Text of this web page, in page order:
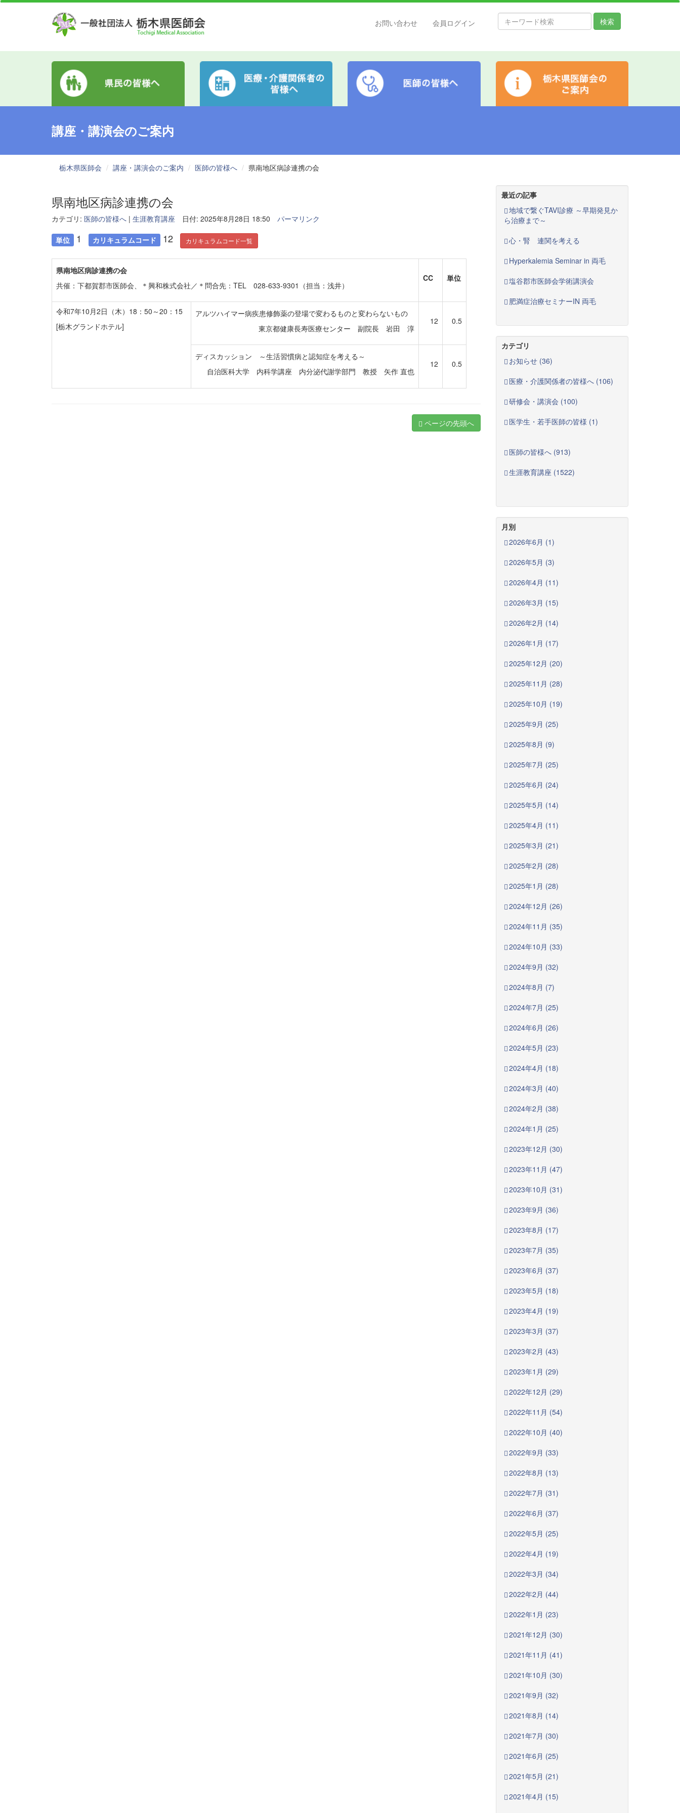
検索
お問い合わせ 会員ログイン
講座・講演会のご案内
栃木県医師会 講座・講演会のご案内 医師の皆様へ 県南地区病診連携の会
県南地区病診連携の会
カテゴリ: 医師の皆様へ | 生涯教育講座 日付: 2025年8月28日 18:50 パーマリンク
単位 1 カリキュラムコード 12 カリキュラムコード一覧
県南地区病診連携の会
共催：下都賀郡市医師会、＊興和株式会社／＊問合先：TEL 028-633-9301（担当：浅井）
CC 単位
令和7年10月2日（木）18：50～20：15
[栃木グランドホテル]
アルツハイマー病疾患修飾薬の登場で変わるものと変わらないもの
東京都健康長寿医療センター 副院長 岩田 淳
12 0.5
ディスカッション ～生活習慣病と認知症を考える～
自治医科大学 内科学講座 内分泌代謝学部門 教授 矢作 直也
12 0.5
ページの先頭へ
最近の記事
地域で繋ぐTAVI診療 ～早期発見か
ら治療まで～
心・腎 連関を考える
Hyperkalemia Seminar in 両毛
塩谷郡市医師会学術講演会
肥満症治療セミナーIN 両毛
カテゴリ
お知らせ (36)
医療・介護関係者の皆様へ (106)
研修会・講演会 (100)
医学生・若手医師の皆様 (1)
医師の皆様へ (913)
生涯教育講座 (1522)
月別
2026年6月 (1)
2026年5月 (3)
2026年4月 (11)
2026年3月 (15)
2026年2月 (14)
2026年1月 (17)
2025年12月 (20)
2025年11月 (28)
2025年10月 (19)
2025年9月 (25)
2025年8月 (9)
2025年7月 (25)
2025年6月 (24)
2025年5月 (14)
2025年4月 (11)
2025年3月 (21)
2025年2月 (28)
2025年1月 (28)
2024年12月 (26)
2024年11月 (35)
2024年10月 (33)
2024年9月 (32)
2024年8月 (7)
2024年7月 (25)
2024年6月 (26)
2024年5月 (23)
2024年4月 (18)
2024年3月 (40)
2024年2月 (38)
2024年1月 (25)
2023年12月 (30)
2023年11月 (47)
2023年10月 (31)
2023年9月 (36)
2023年8月 (17)
2023年7月 (35)
2023年6月 (37)
2023年5月 (18)
2023年4月 (19)
2023年3月 (37)
2023年2月 (43)
2023年1月 (29)
2022年12月 (29)
2022年11月 (54)
2022年10月 (40)
2022年9月 (33)
2022年8月 (13)
2022年7月 (31)
2022年6月 (37)
2022年5月 (25)
2022年4月 (19)
2022年3月 (34)
2022年2月 (44)
2022年1月 (23)
2021年12月 (30)
2021年11月 (41)
2021年10月 (30)
2021年9月 (32)
2021年8月 (14)
2021年7月 (30)
2021年6月 (25)
2021年5月 (21)
2021年4月 (15)